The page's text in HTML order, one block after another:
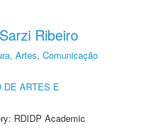
Ribeiro
Artes, Comunicação
DE ARTES E
RDIDP Academic